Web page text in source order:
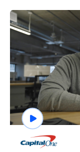
view Capital One